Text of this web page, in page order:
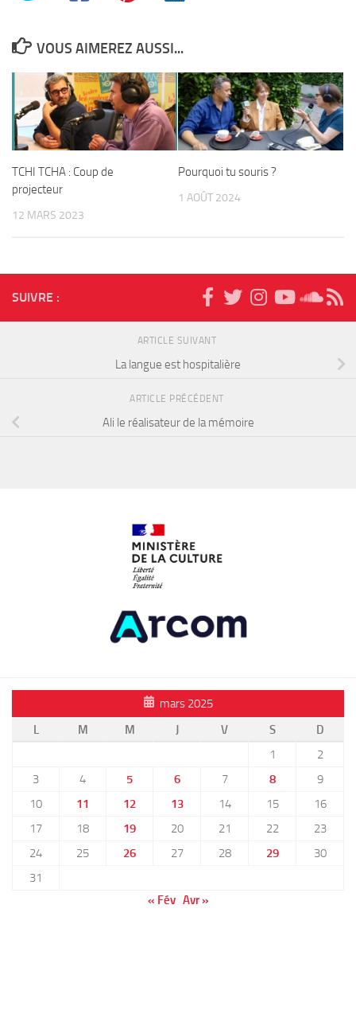
VOUS AIMEREZ AUSSI...
TCHI TCHA : Coup de
projecteur
12 MARS 2023
Pourquoi tu souris ?
1 AOÛT 2024
SUIVRE :
ARTICLE SUIVANT
La langue est hospitalière
ARTICLE PRÉCÉDENT
Ali le réalisateur de la mémoire
mars 2025
L
M M J V S
D
1
2
3
4 5 6 7 8
9
10
11 12 13 14 15
16
17
18 19 20 21 22
23
24
25 26 27 28 29
30
31
« Fév Avr »